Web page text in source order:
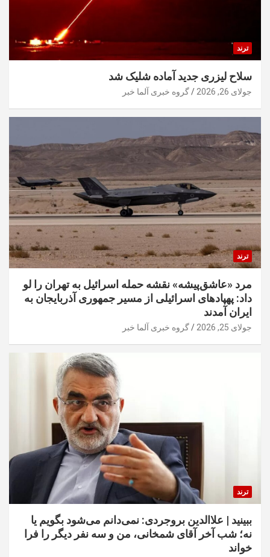
ترند
سلاح لیزری جدید آماده شلیک شد
جولای 26, 2026 گروه خبری آلما خبر
ترند
مرد «عاشق‌پیشه» نقشه حمله اسرائیل به تهران را لو
داد: پهپادهای اسرائیلی از مسیر جمهوری آذربایجان به
ایران آمدند
جولای 25, 2026 گروه خبری آلما خبر
ترند
ببینید | علاالدین بروجردی: نمی‌دانم می‌شود بگویم یا
نه؛ شب آخر آقای شمخانی، من و سه نفر دیگر را فرا
خواند